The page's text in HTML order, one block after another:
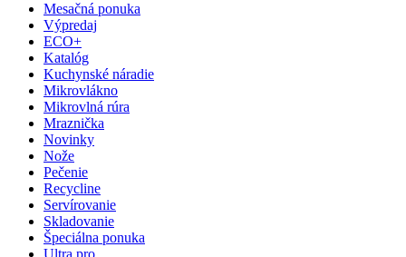
Mesačná ponuka
Výpredaj
ECO+
Katalóg
Kuchynské náradie
Mikrovlákno
Mikrovlná rúra
Mraznička
Novinky
Nože
Pečenie
Recycline
Servírovanie
Skladovanie
Špeciálna ponuka